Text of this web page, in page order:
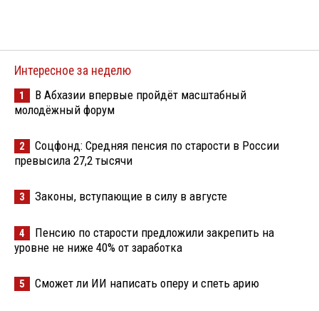
Интересное за неделю
1
В Абхазии впервые пройдёт масштабный
молодёжный форум
2
Соцфонд: Средняя пенсия по старости в России
превысила 27,2 тысячи
3 Законы, вступающие в силу в августе
4
Пенсию по старости предложили закрепить на
уровне не ниже 40% от заработка
5 Сможет ли ИИ написать оперу и спеть арию